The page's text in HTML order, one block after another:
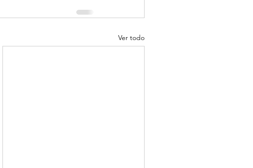
Ver todo